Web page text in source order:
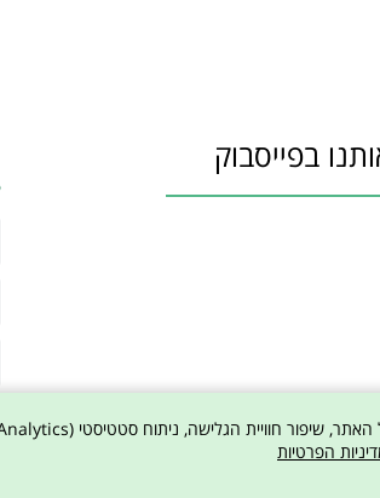
בפייסבוק
הפרטיות